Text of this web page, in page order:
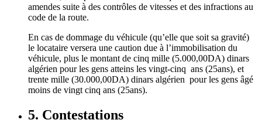
amendes suite à des contrôles de vitesses et des infractions au
code de la route.
En cas de dommage du véhicule (qu’elle que soit sa gravité)
le locataire versera une caution due à l’immobilisation du
véhicule, plus le montant de cinq mille (5.000,00DA) dinars
algérien pour les gens atteins les vingt-cinq ans (25ans), et
trente mille (30.000,00DA) dinars algérien pour les gens âgé
moins de vingt cinq ans (25ans).
5. Contestations